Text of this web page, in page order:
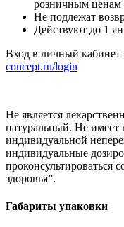
розничным ценам
Не подлежат
Действуют до 1
Вход в личный кабинет
concept.ru/login
Не является
натуральный. Не имеет
индивидуальной
индивидуальные
проконсультироваться
здоровья”.
Габариты упаковки